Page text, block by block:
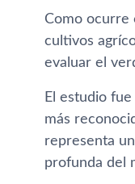
Como ocurre
cultivos
evaluar el
El estudio
más
representa
profunda del